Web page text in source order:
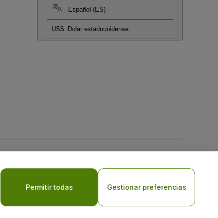
Español (ES)
US$ Dolar estadounidense
laPolítica de Privacidad para Móviles
Permitir todas Gestionar preferencias